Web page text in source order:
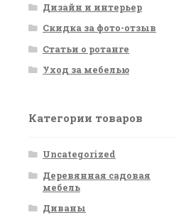
Дизайн и интерьер
Скидка за фото-отзыв
Статьи о ротанге
Уход за мебелью
Категории товаров
Uncategorized
Деревянная садовая
мебель
Диваны